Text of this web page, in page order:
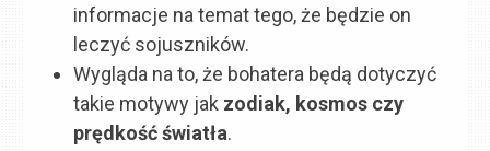
informacje na temat tego, że będzie on
leczyć sojuszników.
Wygląda na to, że bohatera będą dotyczyć
takie motywy jak zodiak, kosmos czy
prędkość światła.